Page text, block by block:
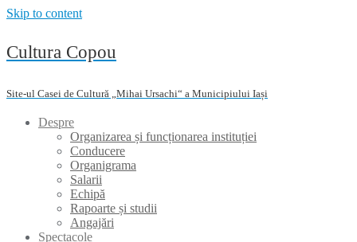
Skip to content
Cultura Copou
Site-ul Casei de Cultură „Mihai Ursachi“ a Municipiului Iași
Despre
Organizarea și funcționarea instituției
Conducere
Organigrama
Salarii
Echipă
Rapoarte și studii
Angajări
Spectacole